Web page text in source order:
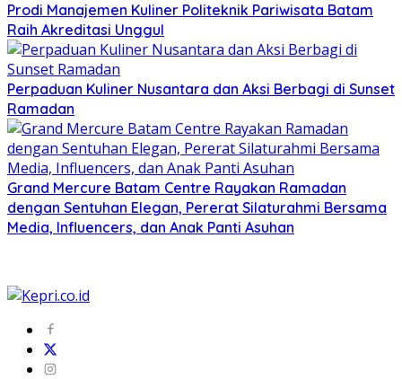
Prodi Manajemen Kuliner Politeknik Pariwisata Batam
Raih Akreditasi Unggul
Perpaduan Kuliner Nusantara dan Aksi Berbagi di Sunset
Ramadan
Grand Mercure Batam Centre Rayakan Ramadan
dengan Sentuhan Elegan, Pererat Silaturahmi Bersama
Media, Influencers, dan Anak Panti Asuhan